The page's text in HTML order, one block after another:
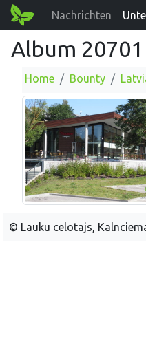
Nachrichten
Album 20701
Home Bounty
© Lauku celotajs,